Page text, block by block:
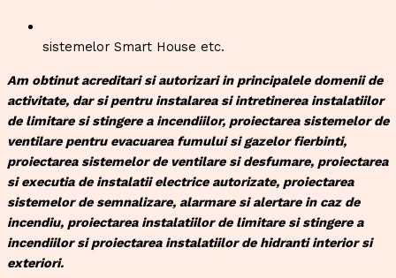
sistemelor Smart House etc.
Am obtinut acreditari si autorizari in principalele domenii de
activitate, dar si pentru instalarea si intretinerea instalatiilor
de limitare si stingere a incendiilor, proiectarea sistemelor de
ventilare pentru evacuarea fumului si gazelor fierbinti,
proiectarea sistemelor de ventilare si desfumare, proiectarea
si executia de instalatii electrice autorizate, proiectarea
sistemelor de semnalizare, alarmare si alertare in caz de
incendiu, proiectarea instalatiilor de limitare si stingere a
incendiilor si proiectarea instalatiilor de hidranti interior si
exteriori.